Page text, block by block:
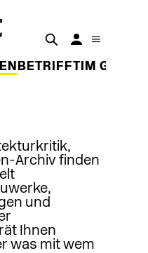
BETRIFFT IM
Archiv finden
und
Ihnen
was mit wem